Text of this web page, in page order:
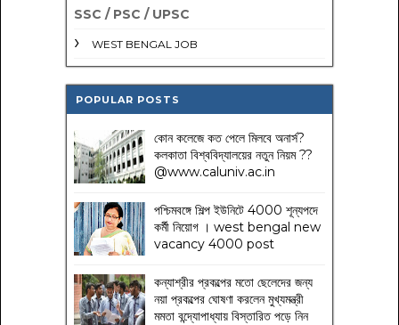
SSC / PSC / UPSC
WEST BENGAL JOB
POPULAR POSTS
কোন কলেজে কত পেলে মিলবে অনার্স?
কলকাতা বিশ্ববিদ্যালয়ের নতুন নিয়ম??
@www.caluniv.ac.in
পশ্চিমবঙ্গে শিল্প ইউনিটে 4000 শূন্যপদে
কর্মী নিয়োগ । west bengal new
vacancy 4000 post
কন্যাশ্রীর প্রকল্পের মতো ছেলেদের জন্য
নয়া প্রকল্পের ঘোষণা করলেন মুখ্যমন্ত্রী
মমতা বন্দ্যোপাধ্যায় বিস্তারিত পড়ে নিন